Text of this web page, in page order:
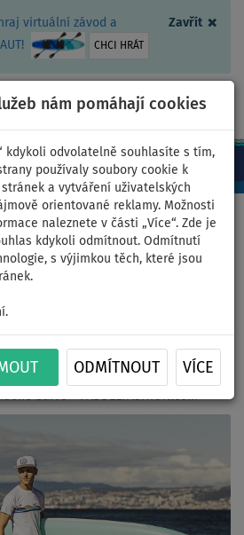
Zavřít ×
virtuální závod a
CHCI HRÁT
nám pomáhají cookies
kdykoli odvolatelně souhlasíte s tím,
používaly soubory cookie k
a vytváření uživatelských
orientované reklamy. Možnosti
naleznete v části „Více“. Zde je
kdykoli odmítnout. Odmítnutí
s výjimkou těch, které jsou
ODMÍTNOUT VÍCE
CZ/Kč +420 467 409 090 0ks
barvě >Modrá >Pánský outfit 2
2 - modrá - lycra
volné kraťasy
lycry krátký rukáv je S a velikost